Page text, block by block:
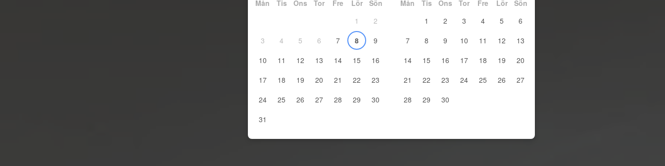
Mån Tis Ons Tor Fre Lör
Sön
1
2
3
4 5 6 7 8
9
10
11 12 13 14 15
16
17
18 19 20 21 22
23
24
25 26 27 28 29
30
31
Mån Tis Ons Tor Fre Lör
Sön
1
2 3 4 5
6
7
8 9 10 11 12
13
14
15 16 17 18 19
20
21
22 23 24 25 26
27
28
29 30